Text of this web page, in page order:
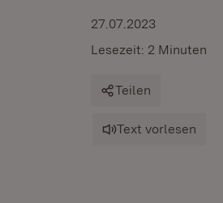
27.07.2023
Lesezeit: 2 Minuten
Teilen
Text vorlesen